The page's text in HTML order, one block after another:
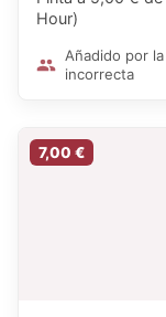
Hour)
Añadido por
incorrecta
7,00 €